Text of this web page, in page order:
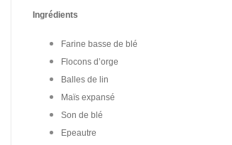
Ingrédients
Farine basse de blé
Flocons d’orge
Balles de lin
Maïs expansé
Son de blé
Epeautre